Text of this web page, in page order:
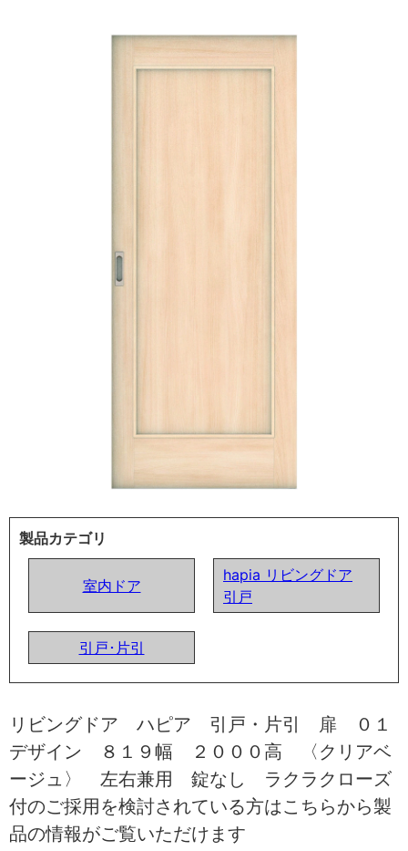
製品カテゴリ
室内ドア
hapia リビングドア
引戸
引戸･片引
リビングドア ハピア 引戸・片引 扉 ０１
デザイン ８１９幅 ２０００高 〈クリアベ
ージュ〉 左右兼用 錠なし ラクラクローズ
付のご採用を検討されている方はこちらから製
品の情報がご覧いただけます